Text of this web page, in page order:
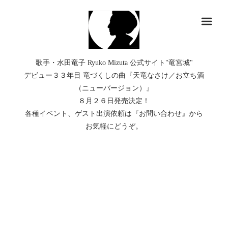
歌手・水田竜子 Ryuko Mizuta 公式サイト"竜宮城"
デビュー３３年目 竜づくしの曲『天竜なさけ／お立ち酒
（ニューバージョン）』
８月２６日発売決定！
各種イベント、ゲスト出演依頼は『お問い合わせ』から
お気軽にどうぞ。